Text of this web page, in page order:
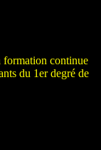
formation continue
du 1er degré de